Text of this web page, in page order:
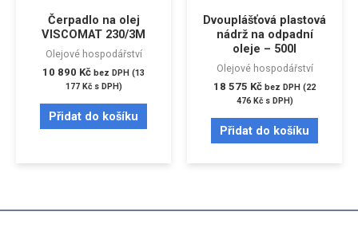
Čerpadlo na olej
VISCOMAT 230/3M
Olejové hospodářství
10 890 Kč bez DPH (13
177 Kčs DPH)
Přidat do košíku
Dvouplášťová plastová
nádrž na odpadní
oleje – 500l
Olejové hospodářství
18 575 Kč bez DPH (22
476 Kčs DPH)
Přidat do košíku